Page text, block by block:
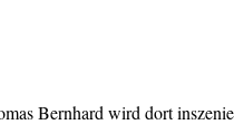
Bernhard wird dort